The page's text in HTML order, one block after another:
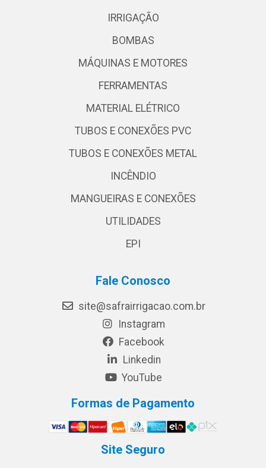
IRRIGAÇÃO
BOMBAS
MÁQUINAS E MOTORES
FERRAMENTAS
MATERIAL ELÉTRICO
TUBOS E CONEXÕES PVC
TUBOS E CONEXÕES METAL
INCÊNDIO
MANGUEIRAS E CONEXÕES
UTILIDADES
EPI
Fale Conosco
site@safrairrigacao.com.br
Instagram
Facebook
Linkedin
YouTube
Formas de Pagamento
Site Seguro